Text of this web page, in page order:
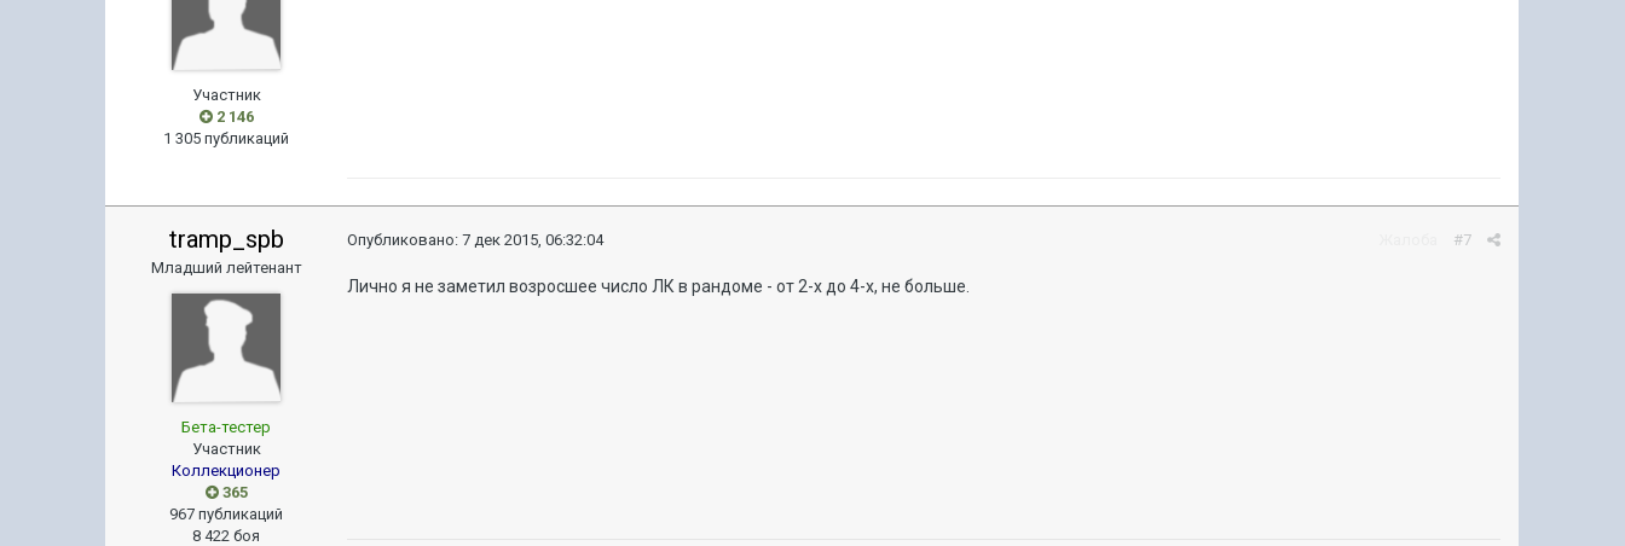
Участник
2 146
1 305 публикаций
tramp_spb
Младший лейтенант
Бета-тестер
Участник
Коллекционер
365
967 публикаций
8 422 боя
#7
Опубликовано:7 дек 2015, 06:32:04
Лично я не заметил возросшее число ЛК в рандоме - от 2-х до 4-х, не больше.